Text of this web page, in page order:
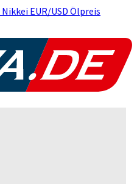
Nikkei EUR/USD Ölpreis